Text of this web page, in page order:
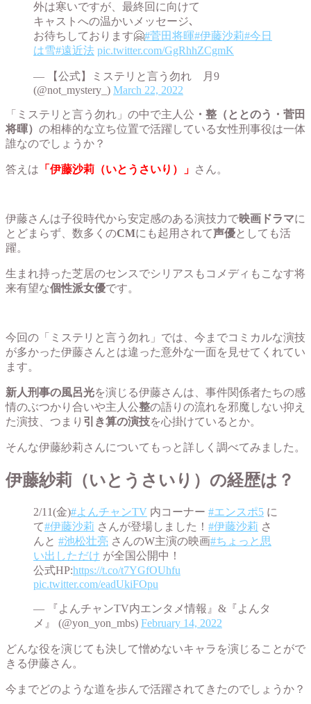
外は寒いですが、最終回に向けて
キャストへの温かいメッセージ､
お待ちしております🤗#菅田将暉#伊藤沙莉#今日
は雪#遠近法 pic.twitter.com/GgRhhZCgmK
— 【公式】ミステリと言う勿れ 月9
(@not_mystery_) March 22, 2022
「ミステリと言う勿れ」の中で主人公 ・整（ととのう・菅田
将暉） の相棒的な立ち位置で活躍している女性刑事役は一体
誰なのでしょうか？
答えは 「伊藤沙莉（いとうさいり）」 さん。
伊藤さんは子役時代から安定感のある演技力で映画ドラマに
とどまらず、数多くのCMにも起用されて声優としても活
躍。
生まれ持った芝居のセンスでシリアスもコメディもこなす将
来有望な個性派女優です。
今回の「ミステリと言う勿れ」では、今までコミカルな演技
が多かった伊藤さんとは違った意外な一面を見せてくれてい
ます。
新人刑事の風呂光を演じる伊藤さんは、事件関係者たちの感
情のぶつかり合いや主人公整の語りの流れを邪魔しない抑え
た演技、つまり 引き算の演技を心掛けているとか。
そんな伊藤紗莉さんについてもっと詳しく調べてみました。
伊藤紗莉（いとうさいり）の経歴は？
2/11(金)#よんチャンTV 内コーナー #エンスポ5 に
て#伊藤沙莉 さんが登場しました！ #伊藤沙莉 さ
んと #池松壮亮 さんのW主演の映画#ちょっと思
い出しただけ が全国公開中！
公式HP:https://t.co/t7YGfOUhfu
pic.twitter.com/eadUkiFOpu
— 『よんチャンTV内エンタメ情報』&『よんタ
メ』 (@yon_yon_mbs) February 14, 2022
どんな役を演じても決して憎めないキャラを演じることがで
きる伊藤さん。
今までどのような道を歩んで活躍されてきたのでしょうか？